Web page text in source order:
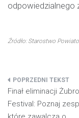
odpowiedzialnego
Źródło: Starostwo
Nawigacja
wpisu
Finał eliminacji
Festival: Poznaj